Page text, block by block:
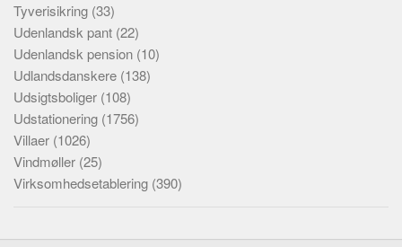
Tyverisikring (33)
Udenlandsk pant (22)
Udenlandsk pension (10)
Udlandsdanskere (138)
Udsigtsboliger (108)
Udstationering (1756)
Villaer (1026)
Vindmøller (25)
Virksomhedsetablering (390)